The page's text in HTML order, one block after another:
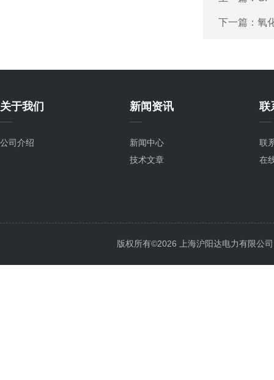
下一篇： 氧
关于我们
公司介绍
新闻资讯
新闻中心
技术文章
联
联
在
版权所有©2026 上海沪阳达电力有限公